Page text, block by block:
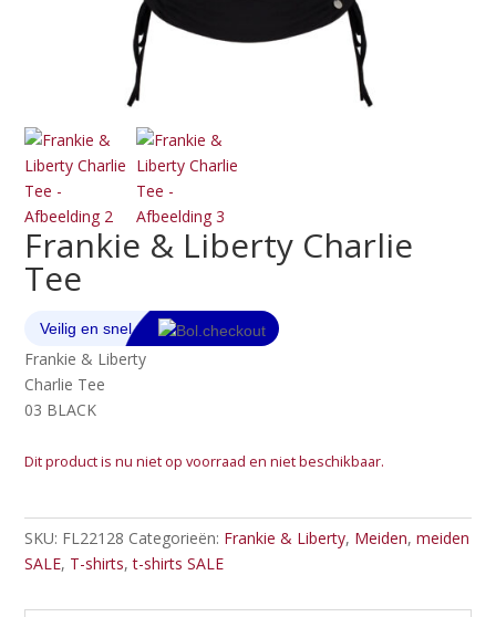
Frankie & Liberty Charlie
Tee
Frankie & Liberty
Charlie Tee
03 BLACK
Dit product is nu niet op voorraad en niet beschikbaar.
SKU: FL22128 Categorieën: Frankie & Liberty, Meiden,meiden
SALE, T-shirts,t-shirts SALE